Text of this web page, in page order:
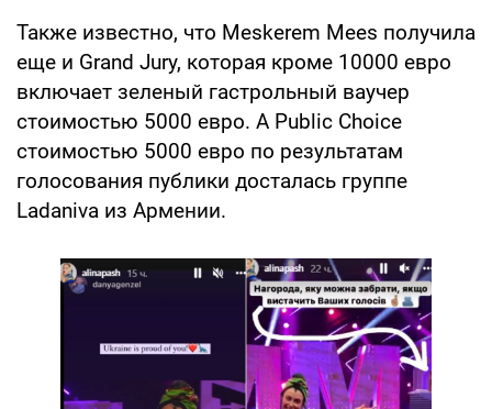
Также известно, что Meskerem Mees получила
еще и Grand Jury, которая кроме 10000 евро
включает зеленый гастрольный ваучер
стоимостью 5000 евро. А Public Choice
стоимостью 5000 евро по результатам
голосования публики досталась группе
Ladaniva из Армении.